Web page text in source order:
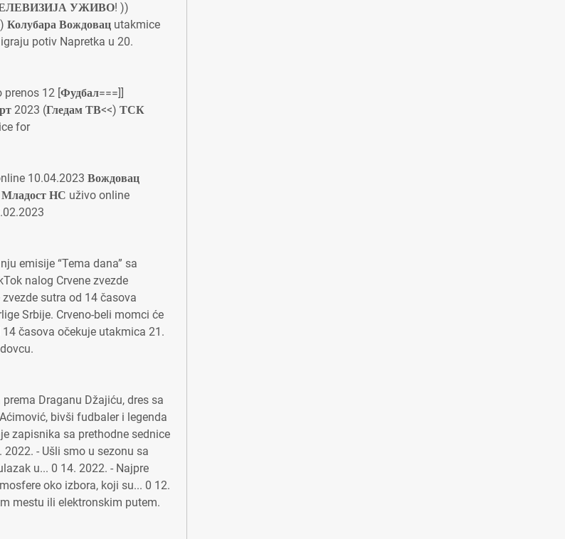
УЖИВО! ))
Вождовац utakmice
potiv Napretka u 20.
12 [Фудбал===]]
2023 (Гледам ТВ<<) ТСК
for
10.04.2023 Вождовац
Младост НС uživo online
emisije “Tema dana” sa
nalog Crvene zvezde
sutra od 14 časova
Srbije. Crveno-beli momci će
časova očekuje utakmica 21.
Draganu Džajiću, dres sa
bivši fudbaler i legenda
zapisnika sa prethodne sednice
- Ušli smo u sezonu sa
u... 0 14. 2022. - Najpre
oko izbora, koji su... 0 12.
mestu ili elektronskim putem.